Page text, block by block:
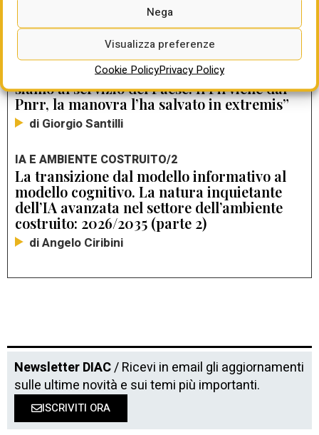
Nega
Visualizza preferenze
Cookie PolicyPrivacy Policy
INTERVISTA ALLA PRESIDENTE DEI COSTRUTTORI
Brancaccio: “Piano casa, opere di
adattamento climatico, rigenerazione:
siamo al servizio del Paese. Il Pil viene dal
Pnrr, la manovra l’ha salvato in extremis”
di Giorgio Santilli
IA E AMBIENTE COSTRUITO/2
La transizione dal modello informativo al
modello cognitivo. La natura inquietante
dell’IA avanzata nel settore dell’ambiente
costruito: 2026/2035 (parte 2)
di Angelo Ciribini
Newsletter DIAC/ Ricevi in email gli aggiornamenti
sulle ultime novità e sui temi più importanti.
ISCRIVITI ORA